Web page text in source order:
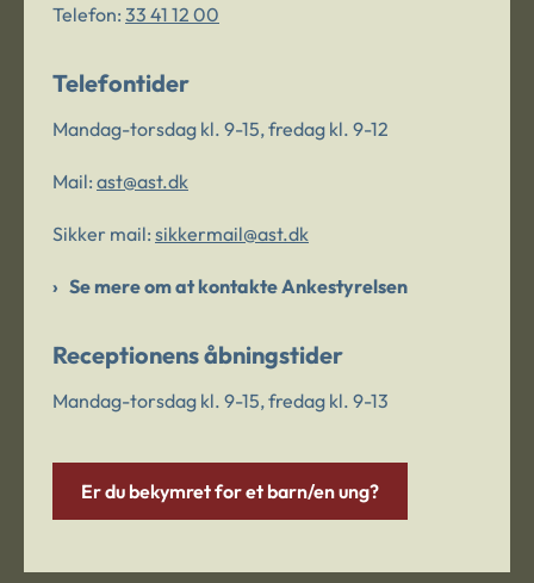
Telefon: 33 41 12 00
Telefontider
Mandag-torsdag kl. 9-15, fredag kl. 9-12
Mail: ast@ast.dk
Sikker mail: sikkermail@ast.dk
Se mere om at kontakte Ankestyrelsen
Receptionens åbningstider
Mandag-torsdag kl. 9-15, fredag kl. 9-13
Er du bekymret for et barn/en ung?